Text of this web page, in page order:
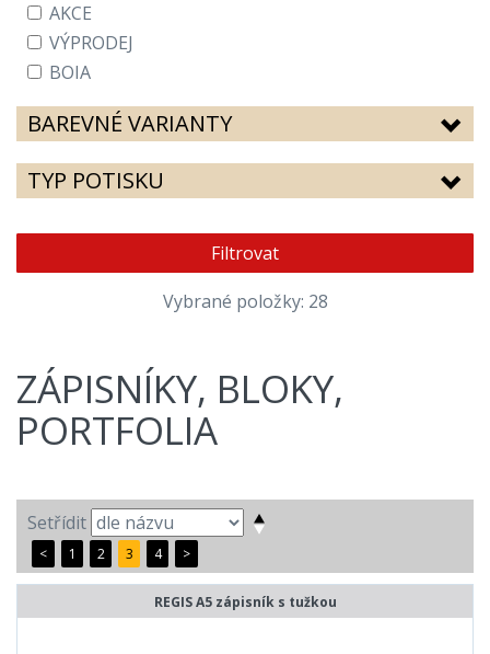
AKCE
VÝPRODEJ
BOIA
BAREVNÉ VARIANTY
TYP POTISKU
Filtrovat
Vybrané položky: 28
ZÁPISNÍKY, BLOKY,
PORTFOLIA
Setřídit
< 1 2 3 4 >
REGIS A5 zápisník s tužkou